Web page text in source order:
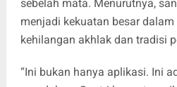
sebelah mata. Menurutnya,
menjadi kekuatan besar
kehilangan akhlak dan tradisi
“Ini bukan hanya aplikasi. Ini